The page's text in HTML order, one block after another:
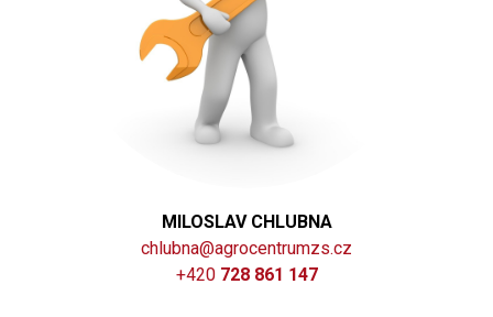
MILOSLAV CHLUBNA
chlubna@agrocentrumzs.cz
+420 728 861 147